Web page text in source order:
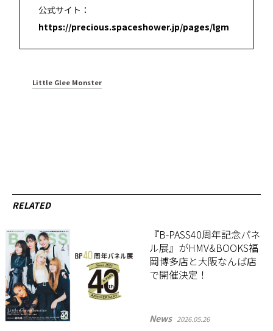
公式サイト：
https://precious.spaceshower.jp/pages/lgm
Little Glee Monster
RELATED
『B-PASS40周年記念パネ
ル展』がHMV&BOOKS福
岡博多店と大阪なんば店
で開催決定！
News 2026.05.26